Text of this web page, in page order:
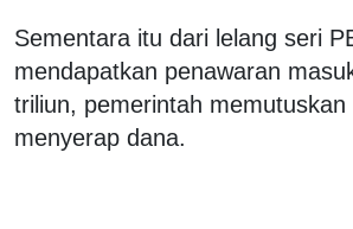
Sementara itu dari lelang seri
mendapatkan penawaran
triliun, pemerintah
menyerap dana.